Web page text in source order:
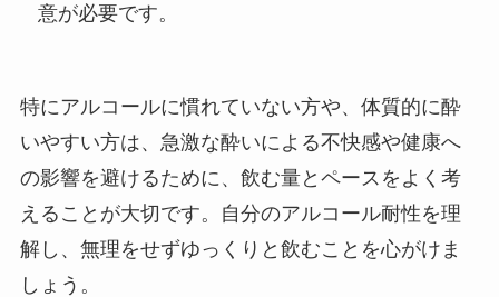
意が必要です。
特にアルコールに慣れていない方や、体質的に酔
いやすい方は、急激な酔いによる不快感や健康へ
の影響を避けるために、飲む量とペースをよく考
えることが大切です。自分のアルコール耐性を理
解し、無理をせずゆっくりと飲むことを心がけま
しょう。